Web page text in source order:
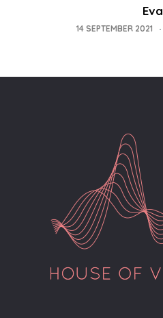
Eva
14 SEPTEMBER 2021